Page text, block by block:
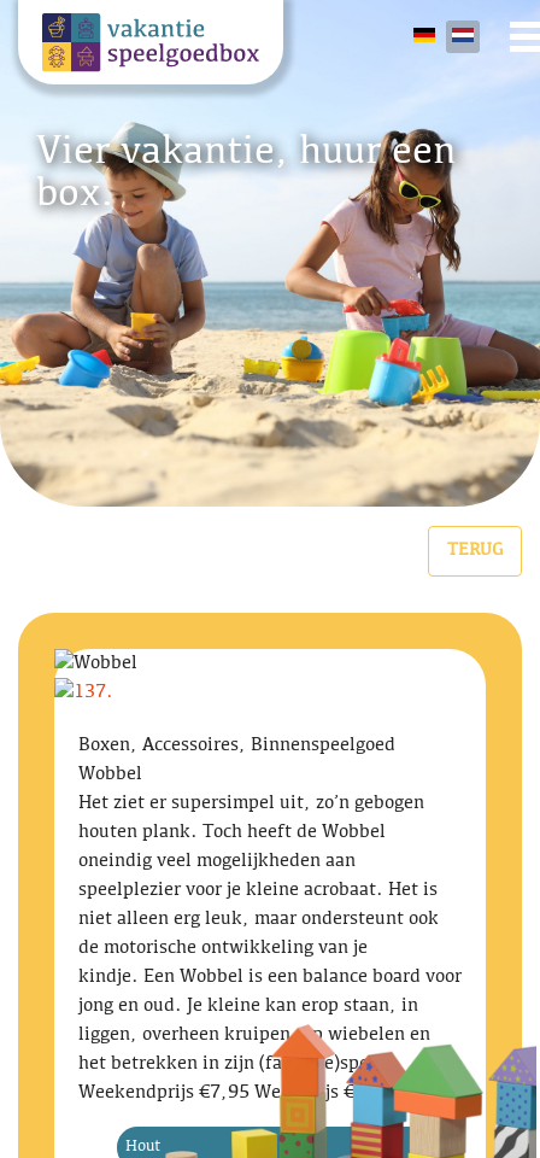
Vier vakantie, huur een
box.
TERUG
Boxen, Accessoires, Binnenspeelgoed
Wobbel
Het ziet er supersimpel uit, zo’n gebogen
houten plank. Toch heeft de Wobbel
oneindig veel mogelijkheden aan
speelplezier voor je kleine acrobaat. Het is
niet alleen erg leuk, maar ondersteunt ook
de motorische ontwikkeling van je
kindje. Een Wobbel is een balance board voor
jong en oud. Je kleine kan erop staan, in
liggen, overheen kruipen, op wiebelen en
het betrekken in zijn (fantasie)spel.
Weekendprijs €7,95 Weekprijs €11,95
Hout